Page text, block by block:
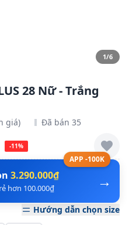
1/6
28 Nữ - Trắng
giá) Đã bán 35
-11%
APP -100K
→
3.290.000₫
hơn 100.000₫
Hướng dẫn chọn size